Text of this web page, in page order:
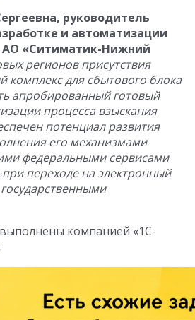
руководитель
и автоматизации
АО «Ситиматик-Нижний
регионов присутствия
комплекс для сбытового блока
апробированный готовый
процесса взыскания
потенциал развития
его механизмами
федеральными сервисами
переходе на электронный
компанией «1С-